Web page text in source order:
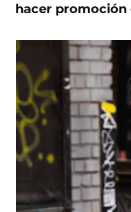
hacer promoción